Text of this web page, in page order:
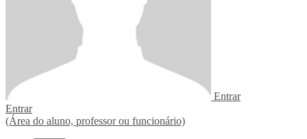
Entrar
Entrar
(Área do aluno, professor ou funcionário)